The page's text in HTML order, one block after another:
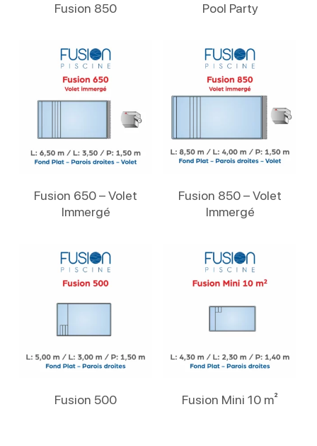
Fusion 850 Pool Party
Fusion 650 – Volet
Immergé
Fusion 850 – Volet
Immergé
Fusion 500 Fusion Mini 10 m²